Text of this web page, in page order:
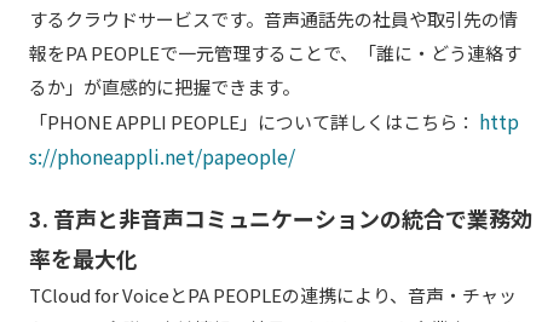
するクラウドサービスです。音声通話先の社員や取引先の情
報をPA PEOPLEで一元管理することで、「誰に・どう連絡す
るか」が直感的に把握できます。
「PHONE APPLI PEOPLE」について詳しくはこちら： http
s://phoneappli.net/papeople/
3. 音声と非音声コミュニケーションの統合で業務効
率を最大化
TCloud for VoiceとPA PEOPLEの連携により、音声・チャッ